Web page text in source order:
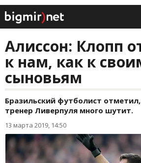
Алиссон: Клопп
к нам, как к
сыновьям
Бразильский футболист
тренер Ливерпуля много шутит.
13 марта 2019, 14:50